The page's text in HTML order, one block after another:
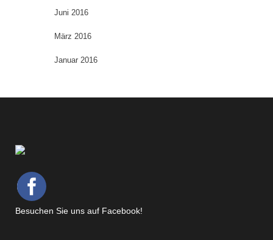
Juni 2016
März 2016
Januar 2016
Besuchen Sie uns auf Facebook!